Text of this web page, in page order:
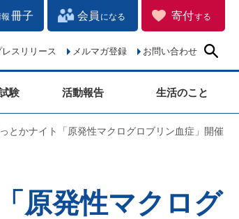
冊子 寄付する
会員 になる
お問い合わせ
メルマガ登録
レスリリース
験 活動報告 生活のこと
とかナイト「原発性マクログロブリン血症」開催
原発性マクログ